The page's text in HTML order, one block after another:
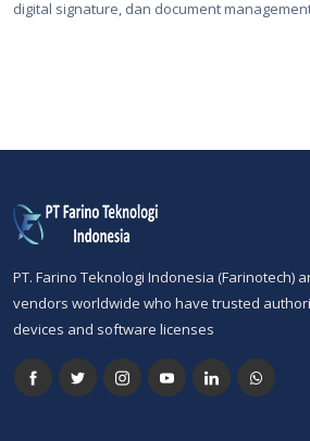
digital signature, dan document
PT. Farino Teknologi Indonesia (Farinotech)
vendors worldwide who have trusted
devices and software licenses